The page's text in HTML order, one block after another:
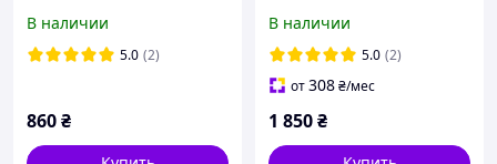
В наличии
5.0 (2)
860₴
В наличии
5.0 (2)
от308₴/мес
1 850₴